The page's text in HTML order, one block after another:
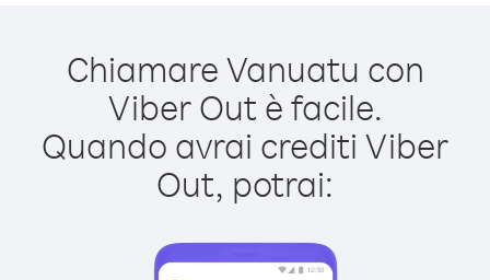
Chiamare Vanuatu con
Viber Out è facile.
Quando avrai crediti Viber
Out, potrai: